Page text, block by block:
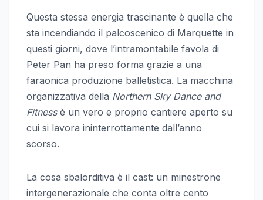
Questa stessa energia trascinante è quella che
sta incendiando il palcoscenico di Marquette in
questi giorni, dove l’intramontabile favola di
Peter Pan ha preso forma grazie a una
faraonica produzione balletistica. La macchina
organizzativa della Northern Sky Dance and
Fitnessè un vero e proprio cantiere aperto su
cui si lavora ininterrottamente dall’anno
scorso.
La cosa sbalorditiva è il cast: un minestrone
intergenerazionale che conta oltre cento